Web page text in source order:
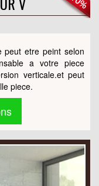
peut etre peint selon
a votre piece
verticale.et peut
piece.